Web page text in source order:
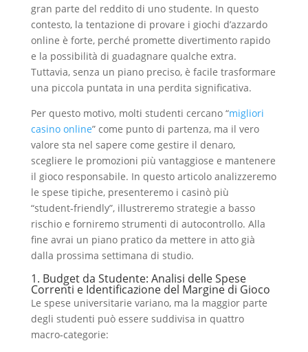
gran parte del reddito di uno studente. In questo
contesto, la tentazione di provare i giochi d’azzardo
online è forte, perché promette divertimento rapido
e la possibilità di guadagnare qualche extra.
Tuttavia, senza un piano preciso, è facile trasformare
una piccola puntata in una perdita significativa.
Per questo motivo, molti studenti cercano “migliori
casino online” come punto di partenza, ma il vero
valore sta nel sapere come gestire il denaro,
scegliere le promozioni più vantaggiose e mantenere
il gioco responsabile. In questo articolo analizzeremo
le spese tipiche, presenteremo i casinò più
“student‑friendly”, illustreremo strategie a basso
rischio e forniremo strumenti di autocontrollo. Alla
fine avrai un piano pratico da mettere in atto già
dalla prossima settimana di studio.
1. Budget da Studente: Analisi delle Spese
Correnti e Identificazione del Margine di Gioco
Le spese universitarie variano, ma la maggior parte
degli studenti può essere suddivisa in quattro
macro‑categorie: